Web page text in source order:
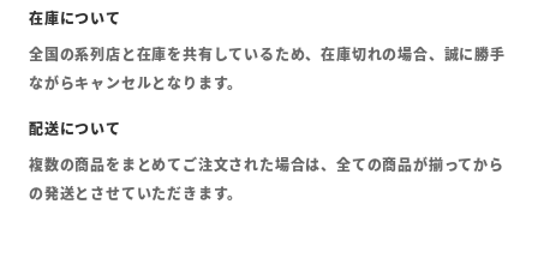
全国の系列店と在庫を共有しているため、在庫切れの場合、誠に勝手
ながらキャンセルとなります。
複数の商品をまとめてご注文された場合は、全ての商品が揃ってから
の発送とさせていただきます。